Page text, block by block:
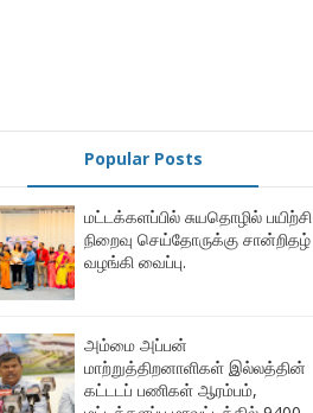
Popular Posts
மட்டக்களப்பில் சுயதொழில் பயிற்சி
நிறைவு செய்தோருக்கு சான்றிதழ்
வழங்கி வைப்பு.
அம்மை அப்பன்
மாற்றுத்திறனாளிகள் இல்லத்தின்
கட்டடப் பணிகள் ஆரம்பம்,